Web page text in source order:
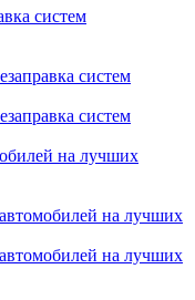
систем
систем
систем
на лучших
на лучших
на лучших